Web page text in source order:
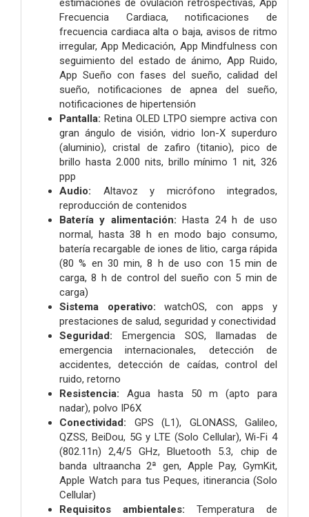
estimaciones de ovulación retrospectivas, App
Frecuencia Cardiaca, notificaciones de
frecuencia cardiaca alta o baja, avisos de ritmo
irregular, App Medicación, App Mindfulness con
seguimiento del estado de ánimo, App Ruido,
App Sueño con fases del sueño, calidad del
sueño, notificaciones de apnea del sueño,
notificaciones de hipertensión
Pantalla: Retina OLED LTPO siempre activa con
gran ángulo de visión, vidrio Ion-X superduro
(aluminio), cristal de zafiro (titanio), pico de
brillo hasta 2.000 nits, brillo mínimo 1 nit, 326
ppp
Audio: Altavoz y micrófono integrados,
reproducción de contenidos
Batería y alimentación: Hasta 24 h de uso
normal, hasta 38 h en modo bajo consumo,
batería recargable de iones de litio, carga rápida
(80 % en 30 min, 8 h de uso con 15 min de
carga, 8 h de control del sueño con 5 min de
carga)
Sistema operativo: watchOS, con apps y
prestaciones de salud, seguridad y conectividad
Seguridad: Emergencia SOS, llamadas de
emergencia internacionales, detección de
accidentes, detección de caídas, control del
ruido, retorno
Resistencia: Agua hasta 50 m (apto para
nadar), polvo IP6X
Conectividad: GPS (L1), GLONASS, Galileo,
QZSS, BeiDou, 5G y LTE (Solo Cellular), Wi-Fi 4
(802.11n) 2,4/5 GHz, Bluetooth 5.3, chip de
banda ultraancha 2ª gen, Apple Pay, GymKit,
Apple Watch para tus Peques, itinerancia (Solo
Cellular)
Requisitos ambientales: Temperatura de